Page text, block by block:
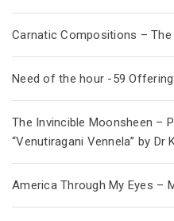
Carnatic Compositions –
Need of the hour -59
The Invincible Moonsheen –
“Venutiragani Vennela” by Dr
America Through My Eyes –